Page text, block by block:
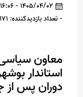
1405/04/02 - 16:06
- تعداد بازدیدکننده: 171
معاون
استاندار
دوران پس از